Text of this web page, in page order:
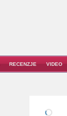
RECENZJE VIDEO